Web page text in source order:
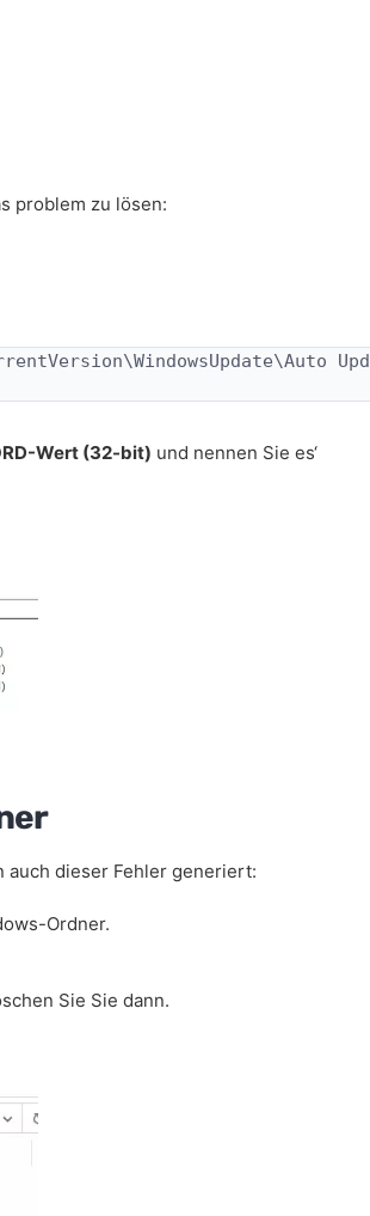
problem zu lösen:
Upd
Wert (32-bit) und nennen Sie es‘
auch dieser Fehler generiert:
Ordner.
Sie Sie dann.